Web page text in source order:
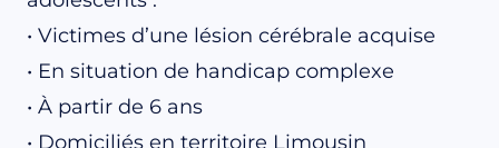
• Victimes d’une lésion cérébrale acquise
• En situation de handicap complexe
• À partir de 6 ans
• Domiciliés en territoire Limousin